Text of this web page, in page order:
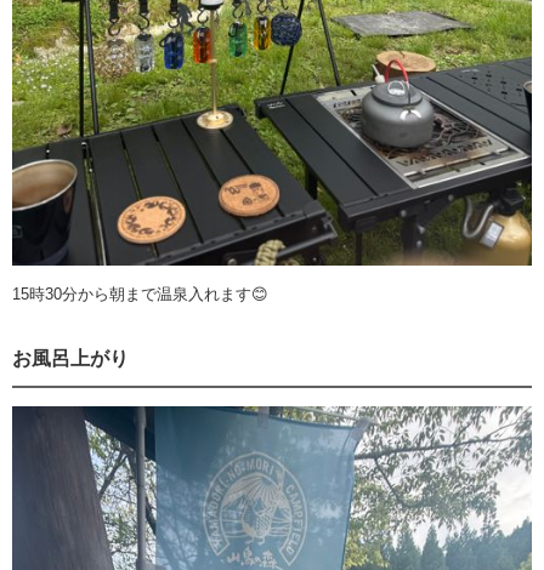
15時30分から朝まで温泉入れます😊
お風呂上がり